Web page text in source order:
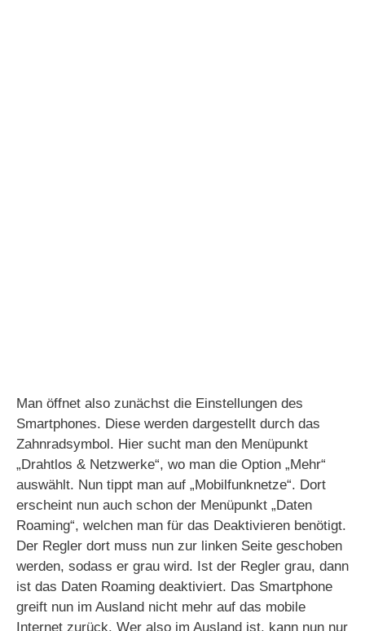
Man öffnet also zunächst die Einstellungen des
Smartphones. Diese werden dargestellt durch das
Zahnradsymbol. Hier sucht man den Menüpunkt
„Drahtlos & Netzwerke“, wo man die Option „Mehr“
auswählt. Nun tippt man auf „Mobilfunknetze“. Dort
erscheint nun auch schon der Menüpunkt „Daten
Roaming“, welchen man für das Deaktivieren benötigt.
Der Regler dort muss nun zur linken Seite geschoben
werden, sodass er grau wird. Ist der Regler grau, dann
ist das Daten Roaming deaktiviert. Das Smartphone
greift nun im Ausland nicht mehr auf das mobile
Internet zurück. Wer also im Ausland ist, kann nun nur